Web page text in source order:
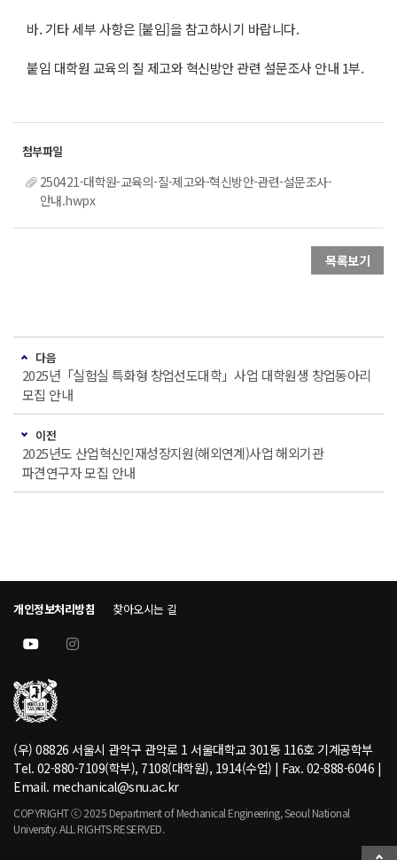
바. 기타 세부 사항은 [붙임]을 참고하시기 바랍니다.
붙임 대학원 교육의 질 제고와 혁신방안 관련 설문조사 안내 1부.
250421-대학원-교육의-질-제고와-혁신방안-관련-설문조사-
안내.hwpx
목록보기
다음
2025년「실험실 특화형 창업선도대학」사업 대학원생 창업동아리
모집 안내
이전
2025년도 산업혁신인재성장지원(해외연계)사업 해외기관
파견연구자 모집 안내
개인정보처리방침 찾아오시는 길
(우) 08826 서울시 관악구 관악로 1 서울대학교 301동 116호 기계공학부
Tel. 02-880-7109(학부), 7108(대학원), 1914(수업) | Fax. 02-888-6046 |
Email. mechanical@snu.ac.kr
COPYRIGHT ⓒ 2025 Department of Mechanical Engineering, Seoul National
University. ALL RIGHTS RESERVED.